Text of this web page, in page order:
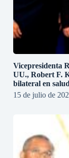
Vicepresidenta
UU., Robert F.
bilateral en
15 de julio de